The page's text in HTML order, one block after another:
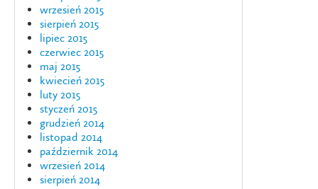
wrzesień 2015
sierpień 2015
lipiec 2015
czerwiec 2015
maj 2015
kwiecień 2015
luty 2015
styczeń 2015
grudzień 2014
listopad 2014
październik 2014
wrzesień 2014
sierpień 2014